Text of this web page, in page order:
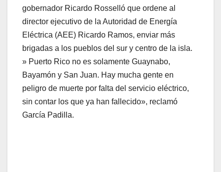
gobernador Ricardo Rosselló que ordene al
director ejecutivo de la Autoridad de Energía
Eléctrica (AEE) Ricardo Ramos, enviar más
brigadas a los pueblos del sur y centro de la isla.
» Puerto Rico no es solamente Guaynabo,
Bayamón y San Juan. Hay mucha gente en
peligro de muerte por falta del servicio eléctrico,
sin contar los que ya han fallecido», reclamó
García Padilla.